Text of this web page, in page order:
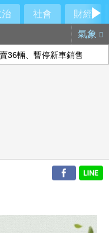
治 社會
財經
氣象
36輛、暫停新車銷售